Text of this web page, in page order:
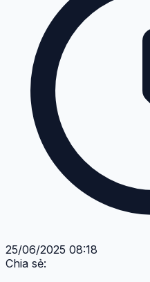
25/06/2025 08:18
Chia sẻ: